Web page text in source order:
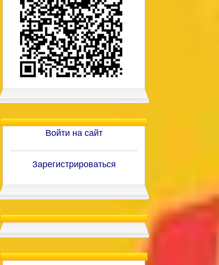
Войти на сайт
Зарегистрироваться